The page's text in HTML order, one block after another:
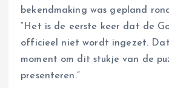
bekendmaking was gepland
“Het is de eerste keer dat de
officieel niet wordt ingezet.
moment om dit stukje van de
presenteren.”